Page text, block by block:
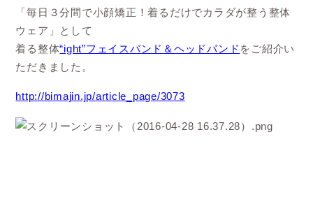
「毎日３分間で小顔矯正！着るだけでカラダが整う整体
ウェア」として
着る整体“ight”フェイスバンド＆ヘッドバンド をご紹介い
ただきました。
http://bimajin.jp/article_page/3073